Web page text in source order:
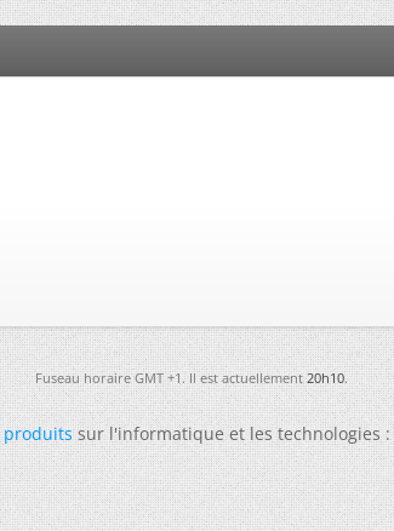
Fuseau horaire GMT +1. Il est actuellement20h10.
sur l'informatique et les technologies :